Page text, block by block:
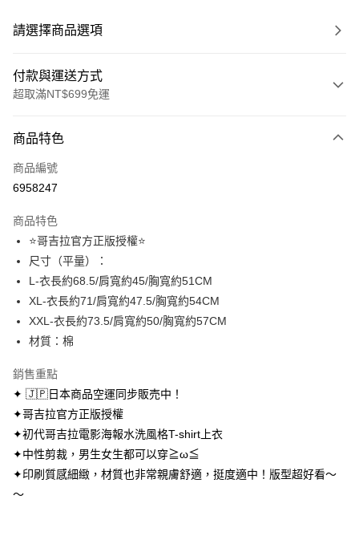
請選擇商品選項
付款與運送方式
超取滿NT$699免運
信用卡一次付款
超商取貨付款
Apple Pay
街口支付
悠遊付
AFTEE先享後付
相關說明
AFTEE先享後付是「在收到商品之後才付款」的支付方式。 讓您購物簡單
便利好安心！
１．簡單：不需註冊會員、不需綁卡、不需儲值。
２．便利：只要手機號碼，簡訊認證，即可結帳。
３．安心：先確認商品／服務後，再付款。
１．於結帳方式選擇「AFTEE先享後付」後，將跳轉至「AFTEE先享後付」
結帳頁面，進行簡訊認證並確認金額後，即可完成結帳。
ATM付款
運送方式
全家取貨付款
每筆NT$70，滿NT$699(含以上)免運費
付款後全家取貨
商品特色
商品編號
6958247
商品特色
⭐哥吉拉官方正版授權⭐
尺寸（平量）：
L-衣長約68.5/肩寬約45/胸寬約51CM
XL-衣長約71/肩寬約47.5/胸寬約54CM
XXL-衣長約73.5/肩寬約50/胸寬約57CM
材質：棉
銷售重點
✦ 🇯🇵日本商品空運同步販売中！
✦哥吉拉官方正版授權
✦初代哥吉拉電影海報水洗風格T-shirt上衣
✦中性剪裁，男生女生都可以穿≧ω≦
✦印刷質感細緻，材質也非常親膚舒適，挺度適中！版型超好看～
～